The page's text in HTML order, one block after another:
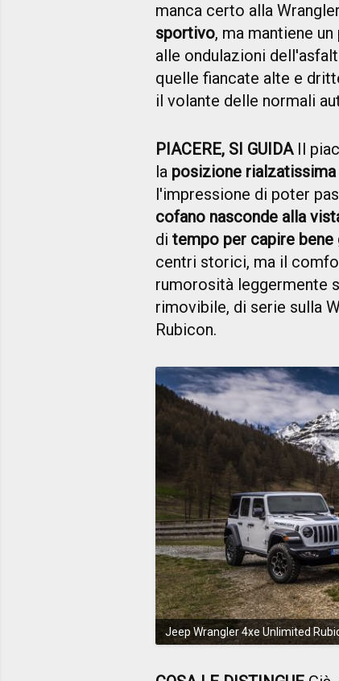
manca certo alla
sportivo, ma mantiene
alle ondulazioni
quelle fiancate alte e
il volante delle normali
PIACERE, SI GUIDAIl
la posizione
l'impressione di poter
cofano nasconde alla
di tempo per capire
centri storici, ma il
rumorosità leggermente
rimovibile, di serie sulla
Rubicon.
Jeep Wrangler 4xe Unlimited